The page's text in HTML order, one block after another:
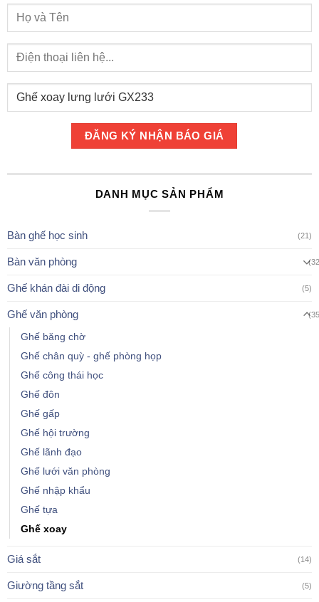
DANH MỤC SẢN PHẨM
Bàn ghế học sinh (21)
Bàn văn phòng
Ghế khán đài di động (5)
Ghế văn phòng
Ghế băng chờ
Ghế chân quỳ - ghế phòng họp
Ghế công thái học
Ghế đôn
Ghế gấp
Ghế hội trường
Ghế lãnh đạo
Ghế lưới văn phòng
Ghế nhập khẩu
Ghế tựa
Ghế xoay
Giá sắt (14)
Giường tầng sắt (5)